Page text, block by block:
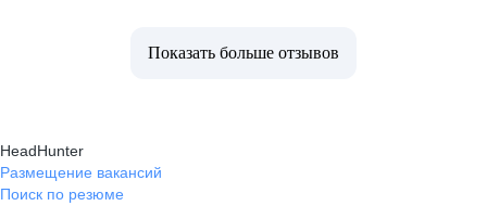
Показать больше отзывов
HeadHunter
Размещение вакансий
Поиск по резюме